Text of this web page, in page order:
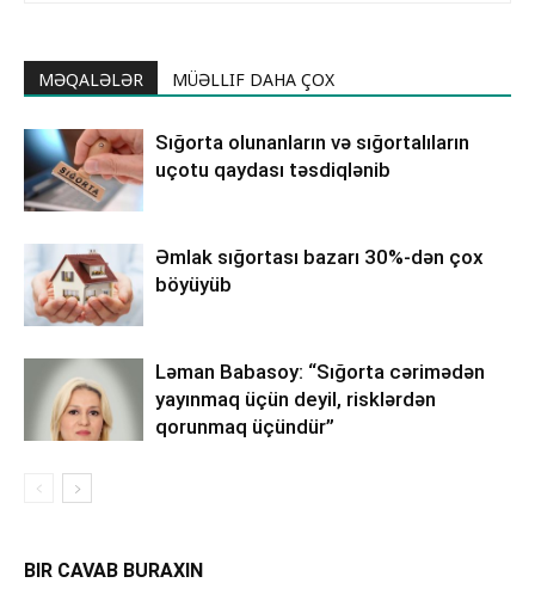
MƏQALƏLƏR MÜƏLLIF DAHA ÇOX
Sığorta olunanların və sığortalıların
uçotu qaydası təsdiqlənib
Əmlak sığortası bazarı 30%-dən çox
böyüyüb
Ləman Babasoy: “Sığorta cərimədən
yayınmaq üçün deyil, risklərdən
qorunmaq üçündür”
BIR CAVAB BURAXIN